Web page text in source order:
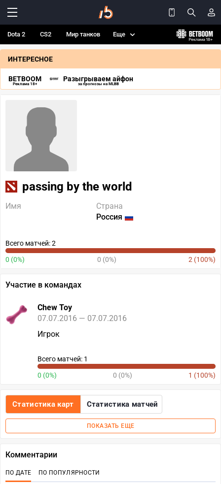
Dota 2 CS2 Мир танков Еще
ИНТЕРЕСНОЕ
BETBOOM
Реклама 18+
Разыгрываем айфон
за прогнозы на MLBB
passing by the world
Имя
Страна
Россия
Всего матчей: 2
0 (0%) 0 (0%) 2 (100%)
Участие в командах
Chew Toy
07.07.2016 — 07.07.2016
Игрок
Всего матчей: 1
0 (0%) 0 (0%) 1 (100%)
Статистика карт Статистика матчей
ПОКАЗАТЬ ЕЩЕ
Комментарии
ПО ДАТЕ ПО ПОПУЛЯРНОСТИ